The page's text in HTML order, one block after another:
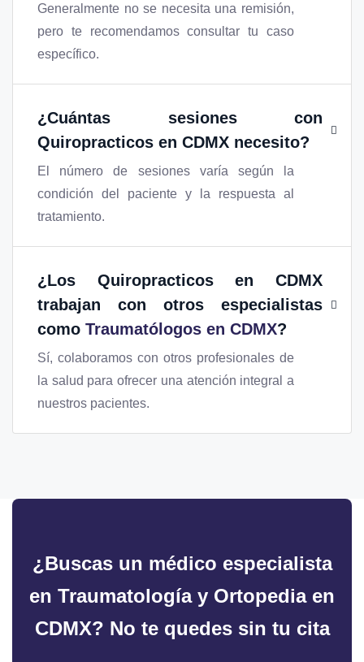
Generalmente no se necesita una remisión,
pero te recomendamos consultar tu caso
específico.
¿Cuántas sesiones con
Quiropracticos en CDMX necesito?
El número de sesiones varía según la
condición del paciente y la respuesta al
tratamiento.
¿Los Quiropracticos en CDMX
trabajan con otros especialistas
como Traumatólogos en CDMX?
Sí, colaboramos con otros profesionales de
la salud para ofrecer una atención integral a
nuestros pacientes.
¿Buscas un médico especialista
en Traumatología y Ortopedia en
CDMX? No te quedes sin tu cita